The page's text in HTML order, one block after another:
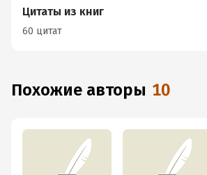
Цитаты из книг
60 цитат
Похожие авторы 10